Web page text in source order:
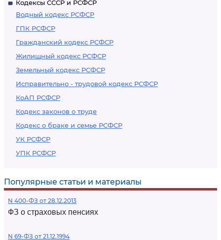
Кодексы СССР и РСФСР
Водный кодекс РСФСР
ГПК РСФСР
Гражданский кодекс РСФСР
Жилищный кодекс РСФСР
Земельный кодекс РСФСР
Исправительно - трудовой кодекс РСФСР
КоАП РСФСР
Кодекс законов о труде
Кодекс о браке и семье РСФСР
УК РСФСР
УПК РСФСР
Популярные статьи и материалы
N 400-ФЗ от 28.12.2013
ФЗ о страховых пенсиях
N 69-ФЗ от 21.12.1994